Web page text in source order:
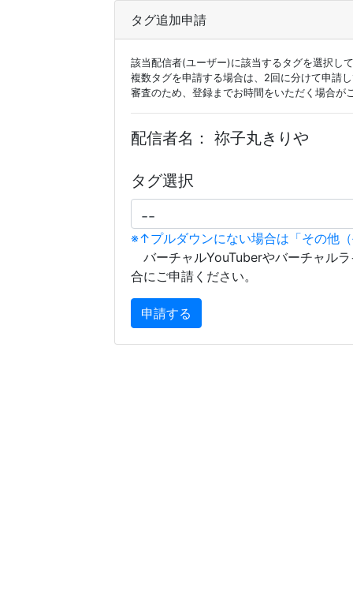
タグ追加申請
該当配信者(ユーザー)に該当するタグを選択し
複数タグを申請する場合は、2回に分けて申請
審査のため、登録までお時間をいただく場合が
配信者名： 祢子丸きりや
タグ選択
※↑プルダウンにない場合は「その他
バーチャルYouTuberやバーチャル
合にご申請ください。
申請する